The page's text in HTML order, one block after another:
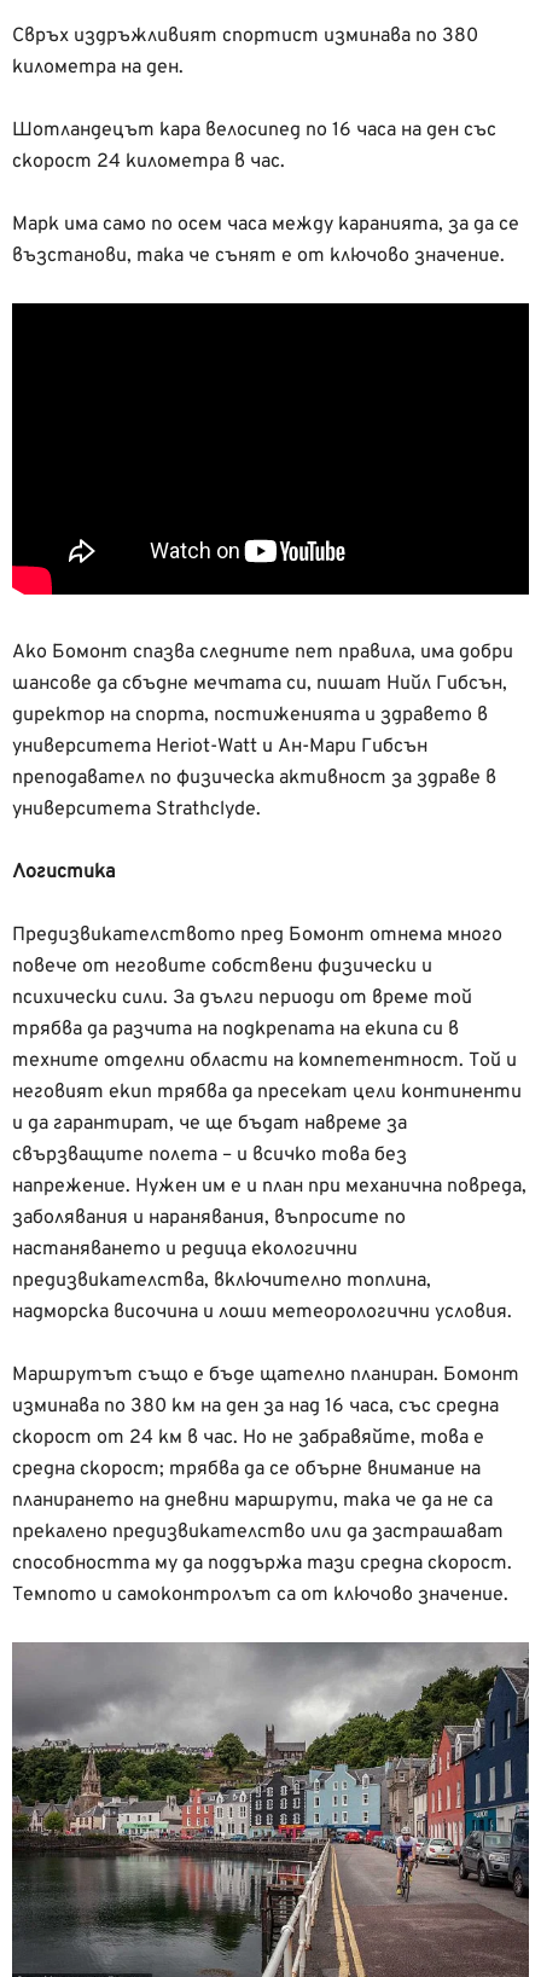
Свръх издръжливият спортист изминава по 380
километра на ден.
Шотландецът кара велосипед по 16 часа на ден със
скорост 24 километра в час.
Марк има само по осем часа между каранията, за да се
възстанови, така че сънят е от ключово значение.
Ако Бомонт спазва следните пет правила, има добри
шансове да сбъдне мечтата си, пишат Нийл Гибсън,
директор на спорта, постиженията и здравето в
университета Heriot-Watt и Ан-Мари Гибсън
преподавател по физическа активност за здраве в
университета Strathclyde.
Логистика
Предизвикателството пред Бомонт отнема много
повече от неговите собствени физически и
психически сили. За дълги периоди от време той
трябва да разчита на подкрепата на екипа си в
техните отделни области на компетентност. Той и
неговият екип трябва да пресекат цели континенти
и да гарантират, че ще бъдат навреме за
свързващите полета – и всичко това без
напрежение. Нужен им е и план при механична повреда,
заболявания и наранявания, въпросите по
настаняването и редица екологични
предизвикателства, включително топлина,
надморска височина и лоши метеорологични условия.
Маршрутът също е бъде щателно планиран. Бомонт
изминава по 380 км на ден за над 16 часа, със средна
скорост от 24 км в час. Но не забравяйте, това е
средна скорост; трябва да се обърне внимание на
планирането на дневни маршрути, така че да не са
прекалено предизвикателство или да застрашават
способността му да поддържа тази средна скорост.
Темпото и самоконтролът са от ключово значение.